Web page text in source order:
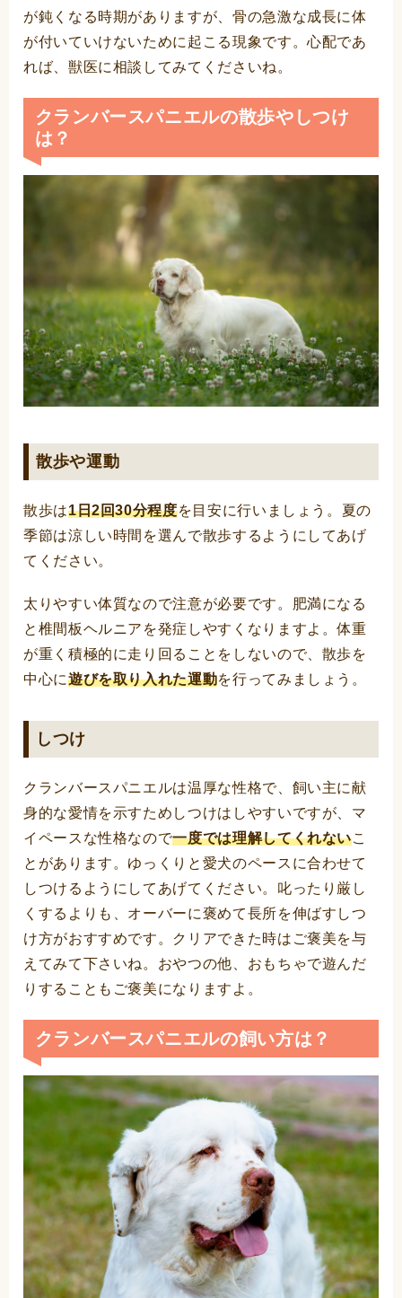
が鈍くなる時期がありますが、骨の急激な成長に体
が付いていけないために起こる現象です。心配であ
れば、獣医に相談してみてくださいね。
クランバースパニエルの散歩やしつけ
は？
散歩や運動
散歩は1日2回30分程度を目安に行いましょう。夏の
季節は涼しい時間を選んで散歩するようにしてあげ
てください。
太りやすい体質なので注意が必要です。肥満になる
と椎間板ヘルニアを発症しやすくなりますよ。体重
が重く積極的に走り回ることをしないので、散歩を
中心に遊びを取り入れた運動を行ってみましょう。
しつけ
クランバースパニエルは温厚な性格で、飼い主に献
身的な愛情を示すためしつけはしやすいですが、マ
イペースな性格なので一度では理解してくれないこ
とがあります。ゆっくりと愛犬のペースに合わせて
しつけるようにしてあげてください。叱ったり厳し
くするよりも、オーバーに褒めて長所を伸ばすしつ
け方がおすすめです。クリアできた時はご褒美を与
えてみて下さいね。おやつの他、おもちゃで遊んだ
りすることもご褒美になりますよ。
クランバースパニエルの飼い方は？